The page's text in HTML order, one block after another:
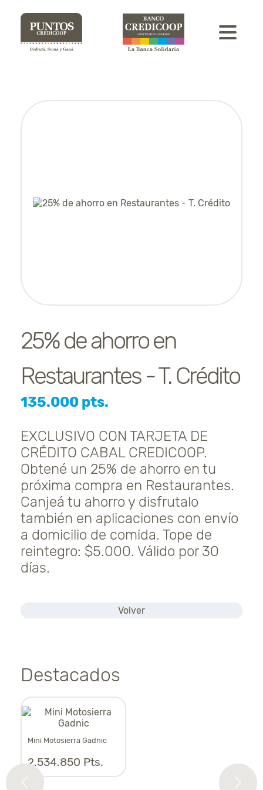
25% de ahorro en
Restaurantes - T. Crédito
135.000 pts.
EXCLUSIVO CON TARJETA DE
CRÉDITO CABAL CREDICOOP.
Obtené un 25% de ahorro en tu
próxima compra en Restaurantes.
Canjeá tu ahorro y disfrutalo
también en aplicaciones con envío
a domicilio de comida. Tope de
reintegro: $5.000. Válido por 30
días.
Volver
Destacados
Mini Motosierra Gadnic
2.534.850 Pts.